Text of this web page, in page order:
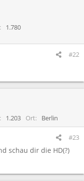
1.780
#22
1.203 Ort Berlin
#23
schau dir die HD(?)